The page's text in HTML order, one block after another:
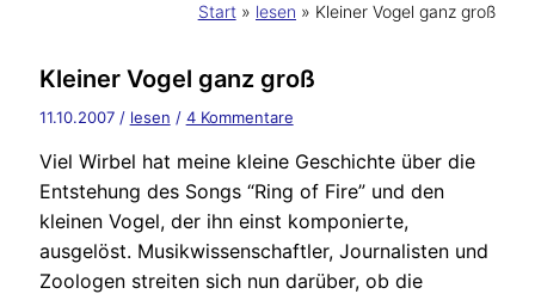
Start lesen Kleiner Vogel ganz groß
Kleiner Vogel ganz groß
11.10.2007 / lesen / 4 Kommentare
Viel Wirbel hat meine kleine Geschichte über die
Entstehung des Songs “Ring of Fire” und den
kleinen Vogel, der ihn einst komponierte,
ausgelöst. Musikwissenschaftler, Journalisten und
Zoologen streiten sich nun darüber, ob die